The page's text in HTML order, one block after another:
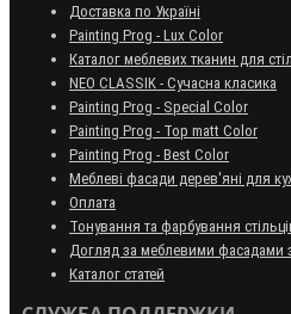
Доставка по Україні
Painting Prog - Lux Color
Каталог меблевих тканин для
NEO CLASSIK - Сучасна класика
Painting Prog - Special Color
Painting Prog - Top matt Color
Painting Prog - Best Color
Меблеві фасади дерев'яні для
Оплата
Тонування та фарбування
Догляд за меблевими фасадами
Каталог статей